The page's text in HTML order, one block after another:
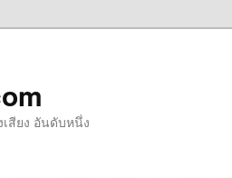
สียง อันดับหนึ่ง